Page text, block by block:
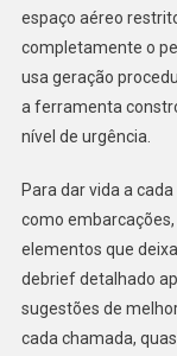
espaço aéreo
completamente o
usa geração
a ferramenta
nível de urgência.
Para dar vida a
como
elementos que
debrief detalhado
sugestões de
cada chamada,